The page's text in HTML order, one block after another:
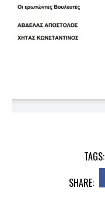
TAGS:
SHARE: